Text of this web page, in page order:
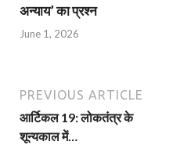
अन्याय’ का प्रश्न
June 1, 2026
PREVIOUS ARTICLE
आर्टिकल 19: लोकतंत्र के
शून्‍यकाल में…